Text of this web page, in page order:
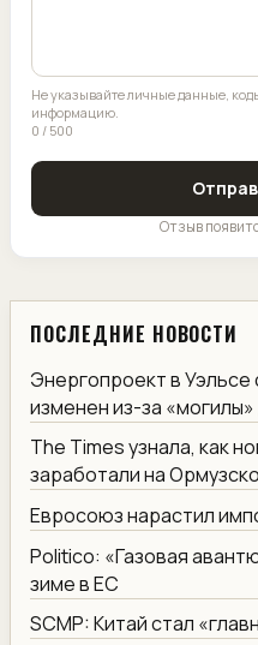
Не указывайте личные данные,
информацию.
0 / 500
Отзыв
ПОСЛЕДНИЕ НОВОСТИ
Энергопроект в
изменен из-за
The Times узнала, как
заработали на
Евросоюз нарастил
Politico: «Газовая
зиме в ЕС
SCMP: Китай стал